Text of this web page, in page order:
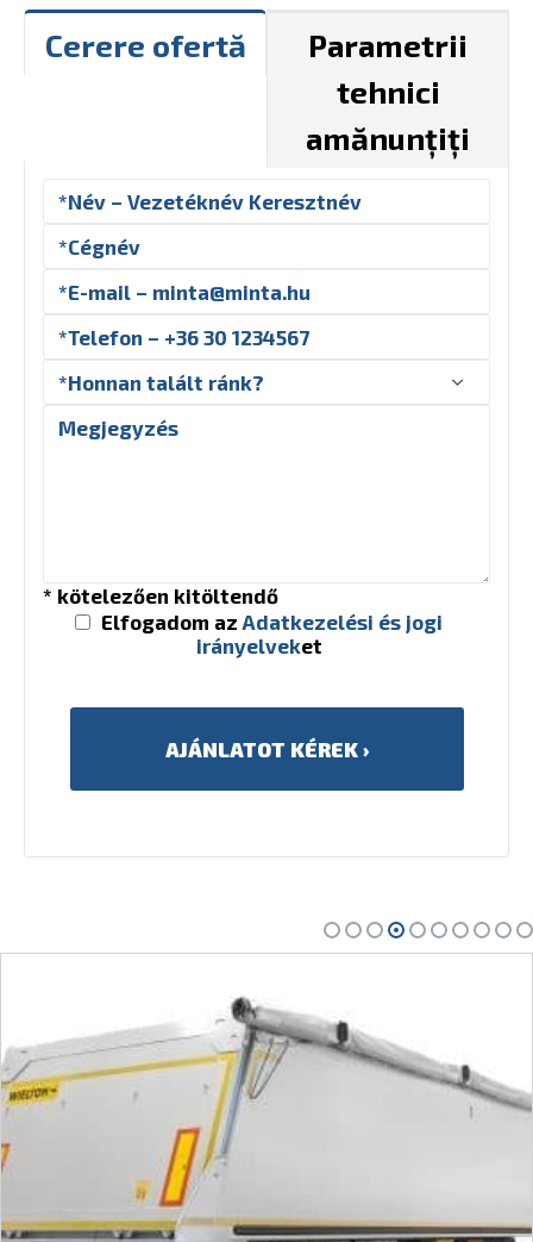
Cerere ofertă
Parametrii
tehnici
amănunțiți
* kötelezően kitöltendő
Elfogadom az Adatkezelési és jogi
irányelveket